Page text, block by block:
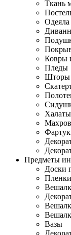
Ткань
Одеяла
Ковры
Пледы
Шторы
Предметы
Доски
Вазы